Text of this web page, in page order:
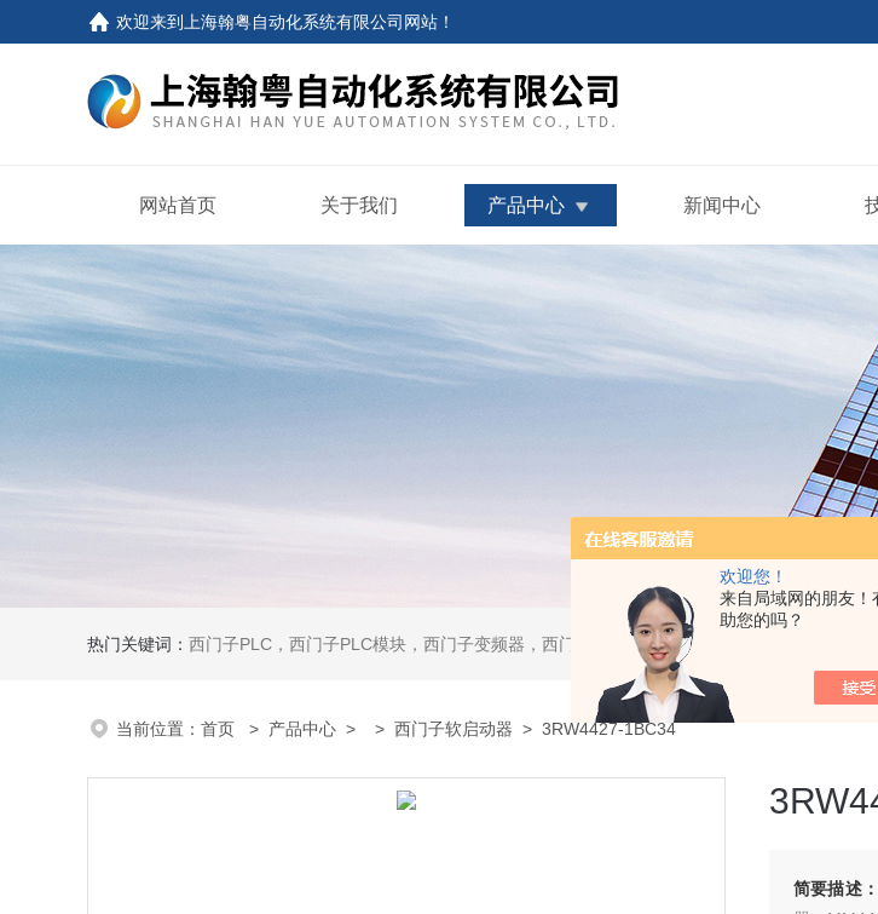
欢迎您！
来自局域网的朋友！
助您的吗？
欢迎来到 上海翰粤自动化系统有限公司网站 ！
网站首页 关于我们 产品中心 新闻中心
热门关键词： 西门子PLC，西门子PLC模块，西门子变频器，西门子触摸屏，西门子软启动器，西门子DP总线电缆，西门子DP总线接头，西门子CP通讯网
当前位置： 首页 > 产品中心 > > 西门子软启动器 > 3RW4427-1BC34
简要描述